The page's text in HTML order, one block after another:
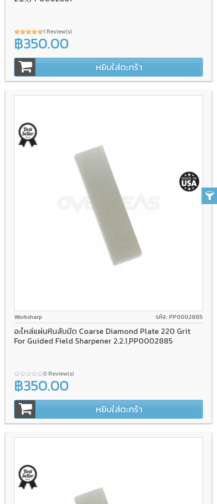
1 Review(s)
฿350.00
หยิบใส่ตะกร้า
Worksharp รหัส: PP0002885
อะไหล่แผ่นหินลับมีด Coarse Diamond Plate 220 Grit
For Guided Field Sharpener 2.2.1,PP0002885
0 Review(s)
฿350.00
หยิบใส่ตะกร้า